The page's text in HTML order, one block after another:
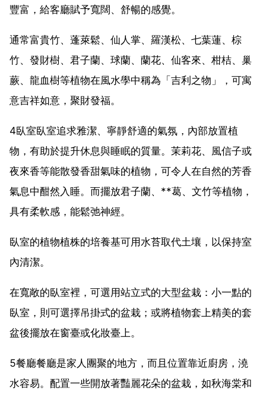
豐富，給客廳賦予寬闊、舒暢的感覺。
通常富貴竹、蓬萊鬆、仙人掌、羅漢松、七葉蓮、棕
竹、發財樹、君子蘭、球蘭、蘭花、仙客來、柑桔、巢
蕨、龍血樹等植物在風水學中稱為「吉利之物」，可寓
意吉祥如意，聚財發福。
4臥室臥室追求雅潔、寧靜舒適的氣氛，內部放置植
物，有助於提升休息與睡眠的質量。茉莉花、風信子或
夜來香等能散發香甜氣味的植物，可令人在自然的芳香
氣息中酣然入睡。而擺放君子蘭、**葛、文竹等植物，
具有柔軟感，能鬆弛神經。
臥室的植物植株的培養基可用水苔取代土壤，以保持室
內清潔。
在寬敞的臥室裡，可選用站立式的大型盆栽：小一點的
臥室，則可選擇吊掛式的盆栽；或將植物套上精美的套
盆後擺放在窗臺或化妝臺上。
5餐廳餐廳是家人團聚的地方，而且位置靠近廚房，澆
水容易。配置一些開放著豔麗花朵的盆栽，如秋海棠和